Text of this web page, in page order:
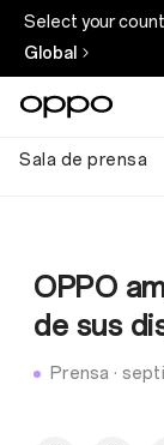
Select your
Global
Sala de prensa
OPPO
de sus
Prensa ·